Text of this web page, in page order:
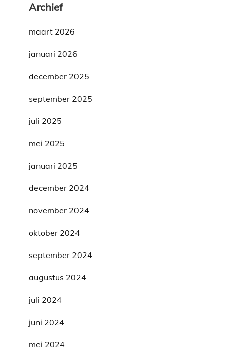
Archief
maart 2026
januari 2026
december 2025
september 2025
juli 2025
mei 2025
januari 2025
december 2024
november 2024
oktober 2024
september 2024
augustus 2024
juli 2024
juni 2024
mei 2024